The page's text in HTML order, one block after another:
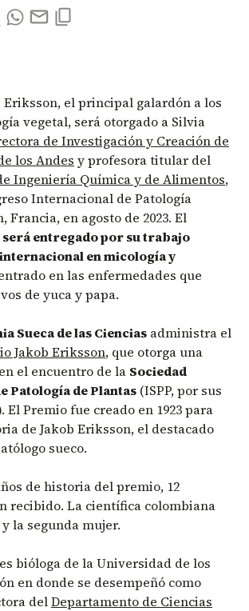
Eriksson, el principal galardón a los
vegetal, será otorgado a Silvia
de Investigación y Creación de
los Andes y profesora titular del
Ingeniería Química y de Alimentos,
Internacional de Patología
Francia, en agosto de 2023. El
será entregado por su trabajo
en micología y
en las enfermedades que
de yuca y papa.
Sueca de las Ciencias administra el
Jakob Eriksson, que otorga una
el encuentro de la Sociedad
Patología de Plantas (ISPP, por sus
El Premio fue creado en 1923 para
de Jakob Eriksson, el destacado
sueco.
de historia del premio, 12
recibido. La científica colombiana
la segunda mujer.
bióloga de la Universidad de los
en donde se desempeñó como
delDepartamento de Ciencias